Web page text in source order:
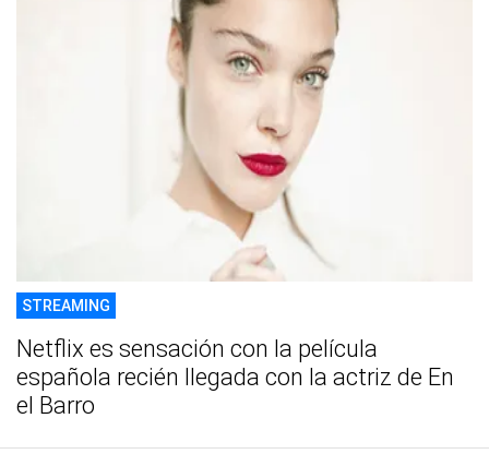
STREAMING
Netflix es sensación con la película
española recién llegada con la actriz de En
el Barro